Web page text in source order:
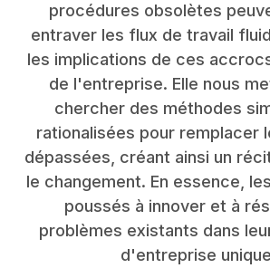
procédures obsolètes
entraver les flux de travail
les implications de ces
de l'entreprise. Elle nous
chercher des méthodes
rationalisées pour remplacer
dépassées, créant ainsi un
le changement. En essence,
poussés à innover et à
problèmes existants dans
d'entreprise